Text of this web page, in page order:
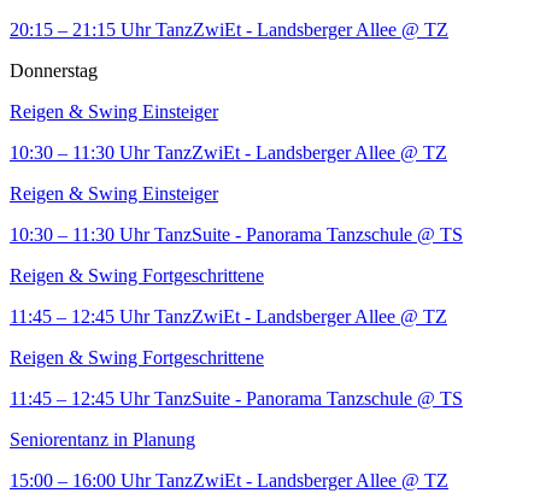
20:15 – 21:15 Uhr TanzZwiEt - Landsberger Allee @ TZ
Donnerstag
Reigen & Swing Einsteiger
10:30 – 11:30 Uhr TanzZwiEt - Landsberger Allee @ TZ
Reigen & Swing Einsteiger
10:30 – 11:30 Uhr TanzSuite - Panorama Tanzschule @ TS
Reigen & Swing Fortgeschrittene
11:45 – 12:45 Uhr TanzZwiEt - Landsberger Allee @ TZ
Reigen & Swing Fortgeschrittene
11:45 – 12:45 Uhr TanzSuite - Panorama Tanzschule @ TS
Seniorentanz in Planung
15:00 – 16:00 Uhr TanzZwiEt - Landsberger Allee @ TZ